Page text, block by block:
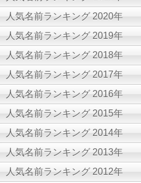
人気名前ランキング 2020年
人気名前ランキング 2019年
人気名前ランキング 2018年
人気名前ランキング 2017年
人気名前ランキング 2016年
人気名前ランキング 2015年
人気名前ランキング 2014年
人気名前ランキング 2013年
人気名前ランキング 2012年